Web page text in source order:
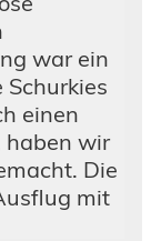
war ein
einen
haben wir
Die
mit